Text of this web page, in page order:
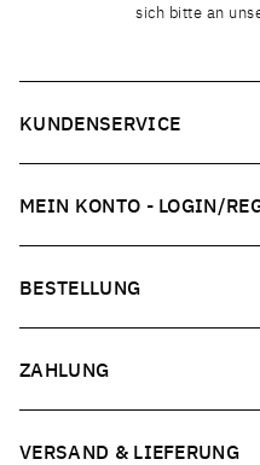
sich bitte an
KUNDENSERVICE
MEIN KONTO - LOGIN/
BESTELLUNG
ZAHLUNG
VERSAND & LIEFERUNG